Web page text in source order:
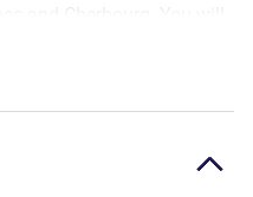
rooms, and
Its the perfect stopover
Saint-Lô in Normandy: 63
park and buffet